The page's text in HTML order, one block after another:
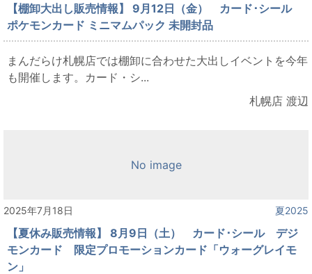
【棚卸大出し販売情報】 9月12日（金） カード･シール
ポケモンカード ミニマムパック 未開封品
まんだらけ札幌店では棚卸に合わせた大出しイベントを今年
も開催します。カード・シ...
札幌店 渡辺
No image
2025年7月18日 夏2025
【夏休み販売情報】 8月9日（土） カード･シール デジ
モンカード 限定プロモーションカード「ウォーグレイモ
ン」